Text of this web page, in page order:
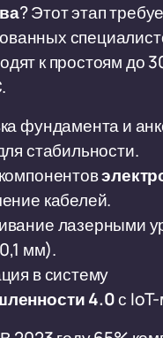
? Этот этап
к простоям до
фундамента и
стабильности.
кабелей.
лазерными
мм).
в систему
4.0с